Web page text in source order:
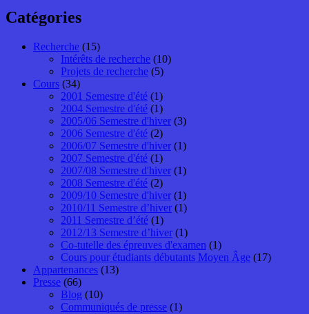
Catégories
Recherche (15)
Intérêts de recherche (10)
Projets de recherche (5)
Cours (34)
2001 Semestre d'été (1)
2004 Semestre d'été (1)
2005/06 Semestre d'hiver (3)
2006 Semestre d'été (2)
2006/07 Semestre d'hiver (1)
2007 Semestre d'été (1)
2007/08 Semestre d'hiver (1)
2008 Semestre d'été (2)
2009/10 Semestre d'hiver (1)
2010/11 Semestre d’hiver (1)
2011 Semestre d’été (1)
2012/13 Semestre d’hiver (1)
Co-tutelle des épreuves d'examen (1)
Cours pour étudiants débutants Moyen Âge (17)
Appartenances (13)
Presse (66)
Blog (10)
Communiqués de presse (1)